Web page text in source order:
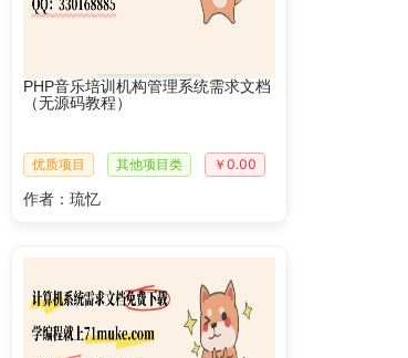
PHP音乐培训机构管理系统需求文档
（无源码教程）
优质项目 其他项目类 ￥0.00
作者：琉忆